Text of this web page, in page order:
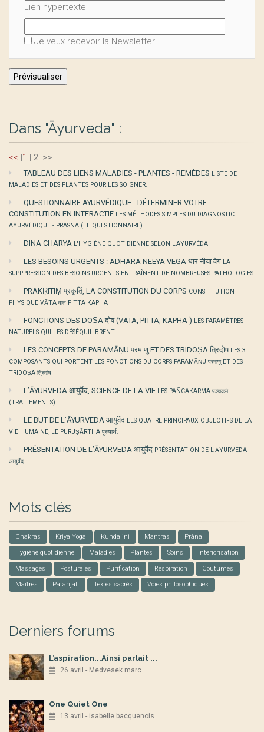
Lien hypertexte
Je veux recevoir la Newsletter
Dans "Āyurveda" :
<< |1 | 2| >>
TABLEAU DES LIENS MALADIES - PLANTES - REMÈDES LISTE DE
MALADIES ET DES PLANTES POUR LES SOIGNER.
QUESTIONNAIRE AYURVÉDIQUE - DÉTERMINER VOTRE
CONSTITUTION EN INTERACTIF LES MÉTHODES SIMPLES DU DIAGNOSTIC
AYURVÉDIQUE - PRASNA (LE QUESTIONNAIRE)
DINA CHARYA L'HYGIÈNE QUOTIDIENNE SELON L'AYURVÉDA
LES BESOINS URGENTS : ADHARA NEEYA VEGA धार नीया वेग LA
SUPPPRESSION DES BESOINS URGENTS ENTRAÎNENT DE NOMBREUSES PATHOLOGIES
PRAKṚITIṂ प्रकृतिं, LA CONSTITUTION DU CORPS CONSTITUTION
PHYSIQUE VĀTA वात PITTA KAPHA
FONCTIONS DES DOṢA दोष (VATA, PITTA, KAPHA ) LES PARAMÈTRES
NATURELS QUI LES DÉSÉQUILIBRENT.
LES CONCEPTS DE PARAMĀṆU परमाणु ET DES TRIDOṢA त्रिदोष LES 3
COMPOSANTS QUI PORTENT LES FONCTIONS DU CORPS PARAMĀṆU परमाणु ET DES
TRIDOṢA त्रिदोष
L’ĀYURVEDA आयुर्वॆद, SCIENCE DE LA VIE LES PAÑCAKARMA पञ्चकर्म
(TRAITEMENTS)
LE BUT DE L’ĀYURVEDA आयुर्वॆद LES QUATRE PRINCIPAUX OBJECTIFS DE LA
VIE HUMAINE, LE PURUṢĀRTHA पुरुषार्थ.
PRÉSENTATION DE L’ĀYURVEDA आयुर्वॆद PRÉSENTATION DE L'ĀYURVEDA
आयुर्वॆद
Mots clés
Chakras Kriya Yoga Kundalini Mantras Prâna
Hygiène quotidienne Maladies Plantes Soins Interiorisation
Massages Posturales Purification Respiration Coutumes
Maîtres Patanjali Textes sacrés Voies philosophiques
Derniers forums
L’aspiration...Ainsi parlait ...
26 avril - Medvesek marc
One Quiet One
13 avril - isabelle bacquenois